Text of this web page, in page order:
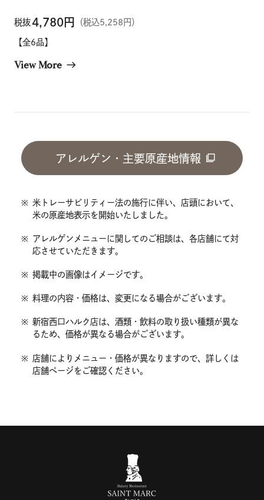
税抜4,780円 （税込5,258円）
【全6品】
View More east
アレルゲン・主要原産地情報
※ 米トレーサビリティー法の施行に伴い、店頭において、
米の原産地表示を開始いたしました。
※ アレルゲンメニューに関してのご相談は、各店舗にて対
応させていただきます。
※ 掲載中の画像はイメージです。
※ 料理の内容・価格は、変更になる場合がございます。
※ 新宿西口ハルク店は、酒類・飲料の取り扱い種類が異な
るため、価格が異なる場合がございます。
※ 店舗によりメニュー・価格が異なりますので、詳しくは
店舗ページをご確認ください。